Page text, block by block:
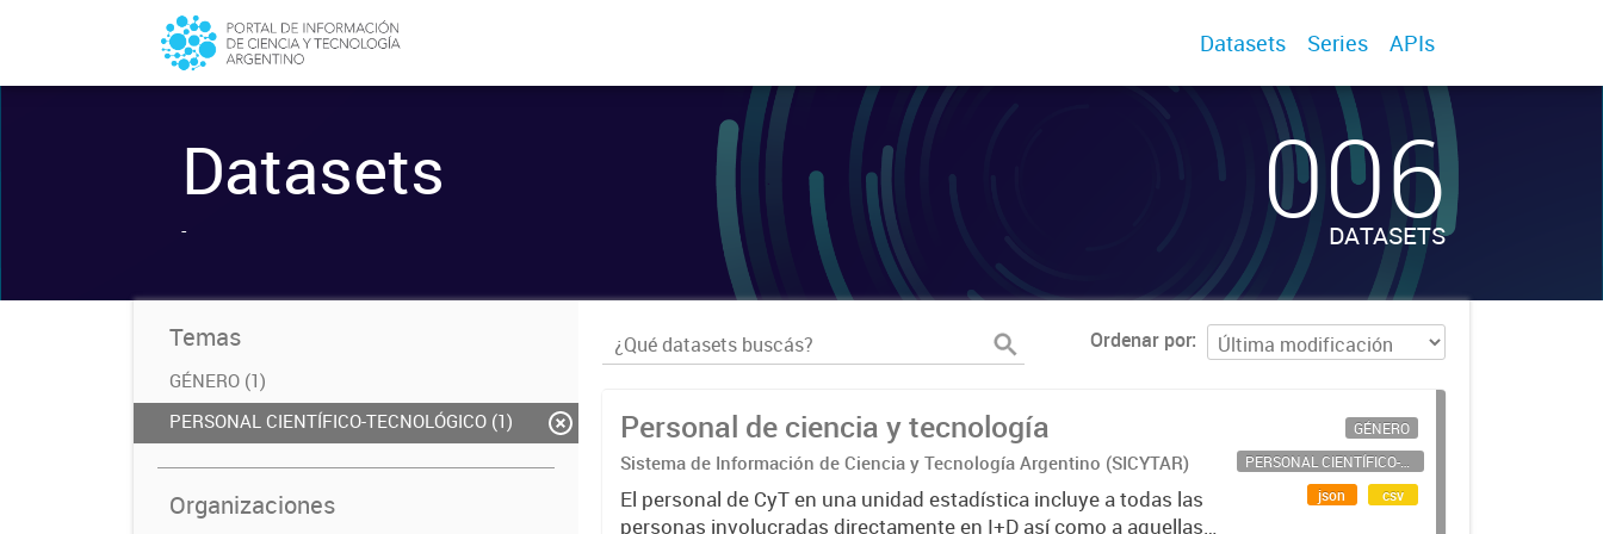
Datasets Series APIs
Datasets
- 006
DATASETS
Temas
GÉNERO (1)
PERSONAL CIENTÍFICO-TECNOLÓGICO (1)
Organizaciones
Ordenar por
Personal de ciencia y tecnología
Sistema de Información de Ciencia y Tecnología Argentino (SICYTAR)
El personal de CyT en una unidad estadística incluye a todas las
personas involucradas directamente en I+D así como a aquellas
GÉNERO
PERSONAL CIENTÍFICO-TECNOLÓGICO
json
csv